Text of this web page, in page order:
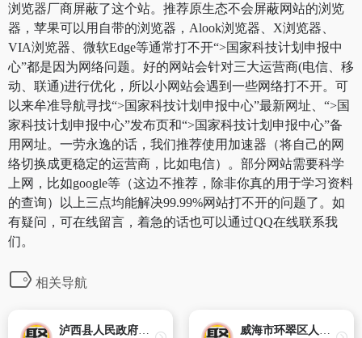
浏览器厂商屏蔽了这个站。推荐原生态不会屏蔽网站的浏览
器，苹果可以用自带的浏览器，Alook浏览器、X浏览器、
VIA浏览器、微软Edge等通常打不开“>国家科技计划申报中
心”都是因为网络问题。好的网站会针对三大运营商(电信、移
动、联通)进行优化，所以小网站会遇到一些网络打不开。可
以来牟准导航寻找“>国家科技计划申报中心”最新网址、“>国
家科技计划申报中心”发布页和“>国家科技计划申报中心”备
用网址。一劳永逸的话，我们推荐使用加速器（将自己的网
络切换成更稳定的运营商，比如电信）。部分网站需要科学
上网，比如google等（这边不推荐，除非你真的用于学习资料
的查询）以上三点均能解决99.99%网站打不开的问题了。如
有疑问，可在线留言，着急的话也可以通过QQ在线联系我
们。
相关导航
泸西县人民政府门户网站 威海市环翠区人民政府